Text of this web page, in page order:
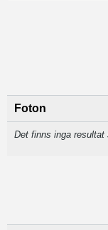
Foton
Det finns inga resultat